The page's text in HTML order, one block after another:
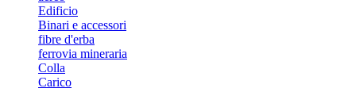
Edificio
Binari e accessori
fibre d'erba
ferrovia mineraria
Colla
Carico